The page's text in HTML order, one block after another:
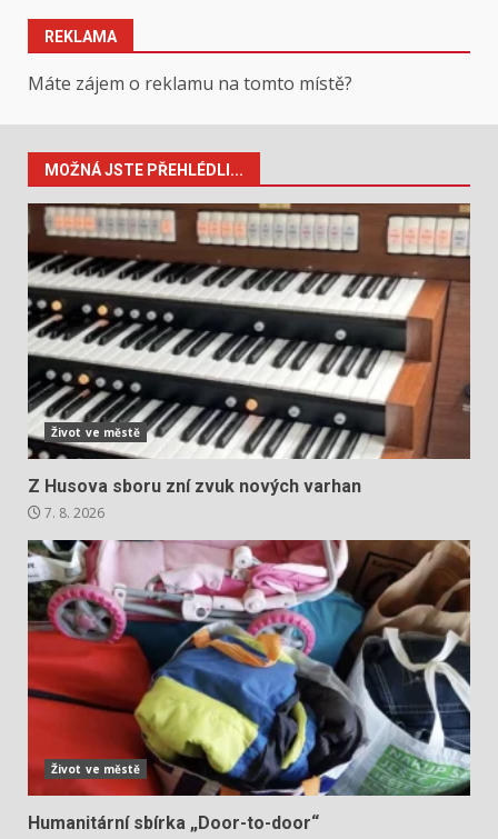
REKLAMA
Máte zájem o reklamu na tomto místě?
MOŽNÁ JSTE PŘEHLÉDLI...
Život ve městě
Z Husova sboru zní zvuk nových varhan
7. 8. 2026
Život ve městě
Humanitární sbírka „Door-to-door“